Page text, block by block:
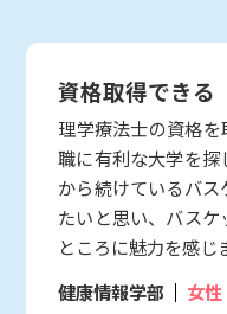
資格取得できる
理学療法士の資格
職に有利な大学を
から続けているバ
たいと思い、バス
ところに魅力を感じ
健康情報学部
女性